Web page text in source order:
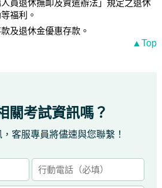
員退休撫卹及資遣辦法」規定之退休
福利。
及退休金優惠存款。
▲Top
關考試資訊嗎？
客服專員將儘速與您聯繫！